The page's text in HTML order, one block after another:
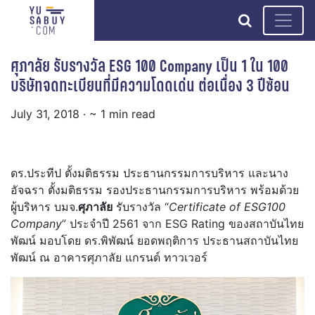
search
ศุภาลัย รับรางวัล ESG 100 Company เป็น 1 ใน 100
บริษัทจดทะเบียนที่มีความโดดเด่น ต่อเนื่อง 3 ปีซ้อน
July 31, 2018 · ~ 1 min read
ดร.ประทีป ตั้งมติธรรม ประธานกรรมการบริหาร และนาง
อัจฉรา ตั้งมติธรรม รองประธานกรรมการบริหาร พร้อมด้วย
ผู้บริหาร บมจ.ศุภาลัย รับรางวัล “Certificate of ESG100
Company” ประจำปี 2561 จาก ESG Rating ของสถาบันไทย
พัฒน์ มอบโดย ดร.พิพัฒน์ ยอดพฤติการ ประธานสถาบันไทย
พัฒน์ ณ อาคารศุภาลัย แกรนด์ ทาวเวอร์